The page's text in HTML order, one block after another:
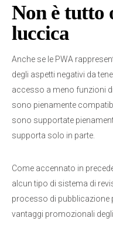
Non è tutto
luccica
Anche se le PWA
degli aspetti negativi da
accesso a meno funzioni
sono pienamente
sono supportate
supporta solo in parte.
Come accennato in
alcun tipo di sistema di
processo di pubblicazione
vantaggi promozionali